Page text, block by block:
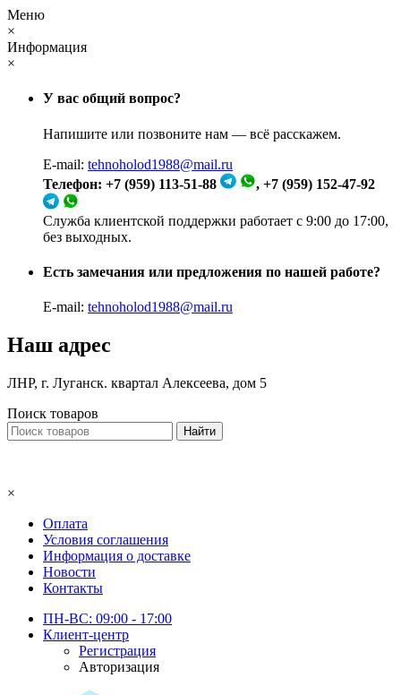
Меню
×
Информация
×
У вас общий вопрос?
Напишите или позвоните нам — всё расскажем.
E-mail: tehnoholod1988@mail.ru
Телефон: +7 (959) 113-51-88
, +7 (959) 152-47-92
Служба клиентской поддержки работает с 9:00 до 17:00,
без выходных.
Есть замечания или предложения по нашей работе?
E-mail: tehnoholod1988@mail.ru
Наш адрес
ЛНР, г. Луганск. квартал Алексеева, дом 5
Поиск товаров
×
Оплата
Условия соглашения
Информация о доставке
Новости
Контакты
ПН-ВС: 09:00 - 17:00
Клиент-центр
Регистрация
Авторизация